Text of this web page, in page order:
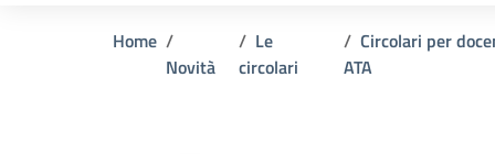
Home
Novità
Le
circolari
Circolari per
ATA